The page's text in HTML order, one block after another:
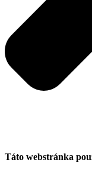
Táto webstránka